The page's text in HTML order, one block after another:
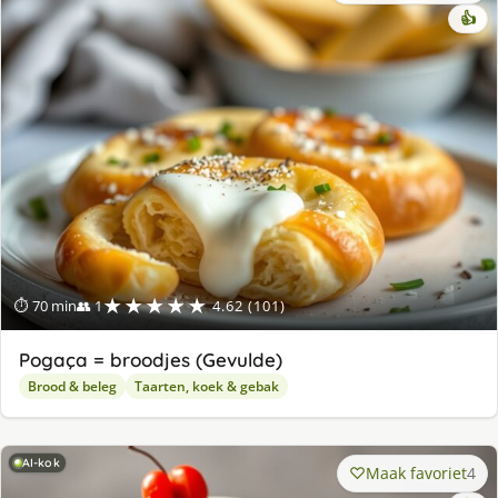
⏱ 70 min👥 1★★★★★ 4.62 (101)
👍
Pogaça = broodjes (Gevulde)
Brood & beleg Taarten, koek & gebak
AI-kok Maak favoriet4